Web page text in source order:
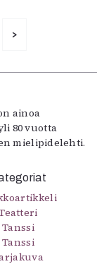
>
ainoa
80 vuotta
mielipidelehti.
Tanssi
Tanssi